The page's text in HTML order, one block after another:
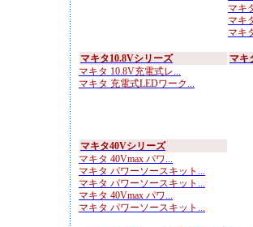
マキ
マキ
マキ
マキタ10.8Vシリーズ
マキタ 10.8V充電式レ...
マキタ 充電式LEDワーク...
マキ
マキタ40Vシリーズ
マキタ 40Vmax パワ...
マキタ パワーソースキット...
マキタ パワーソースキット...
マキタ 40Vmax パワ...
マキタ パワーソースキット...